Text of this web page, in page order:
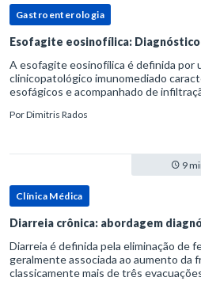
Gastroenterologia
Esofagite eosinofílica:
A esofagite eosinofílica é definida por
clinicopatológico imunomediado
esofágicos e acompanhado de
refluxo gastr
PorDimitris Rados
9
Clínica Médica
Diarreia crônica: abordagem
Diarreia é definida pela eliminação de
geralmente associada ao aumento da
classicamente mais de três